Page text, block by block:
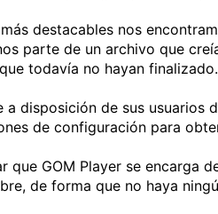
destacables nos
parte de un archivo que
todavía no hayan finalizado.
a disposición de sus
de configuración para
que GOM Player se encarga
de forma que no haya